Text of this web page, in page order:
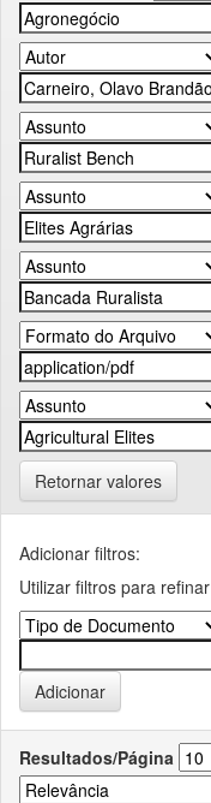
Retornar valores
Adicionar filtros:
Utilizar filtros para
Resultados/Página